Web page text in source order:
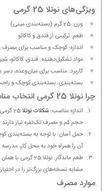
ویژگی‌های نوتلا 25 گرمی
وزن: 25 گرم (بسته‌بندی مینی)
طعم: ترکیبی از فندق و کاکائو
اندازه: کوچک و مناسب برای مصرف
مواد تشکیل‌دهنده: فندق، کاکائو،
کاربرد: مناسب برای میان‌وعده، دسر
بسته‌بندی: بسته‌بندی کوچک و
چرا نوتلا 25 گرمی انتخاب مناسبی است؟
اندازه مناسب: شکلات نوتلا
25
حجم کم و مصرف تک‌نفره نیاز دارند.
حمل آسان: با توجه به بسته‌بندی
آن را همراه خود به محل کار، مدرسه
طعم ماندگار:
مشابه نسخه‌های بزرگ‌تر را در
موارد مصرف